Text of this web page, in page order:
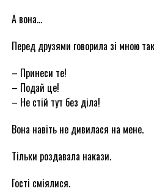
А вона…
Перед друзями говорила зі мною
– Принеси те!
– Подай це!
– Не стій тут без діла!
Вона навіть не дивилася на мене.
Тільки роздавала накази.
Гості сміялися.